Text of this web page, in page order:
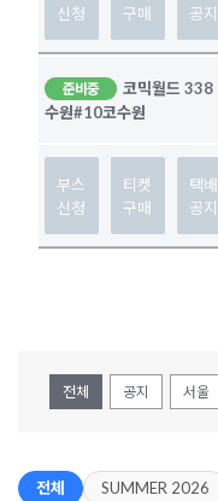
신청
구매
공지
준비중
코믹월드 338
수원#10코수원
부스
신청
티켓
구매
택배
공지
전체 공지 서울
전체 SUMMER 2026